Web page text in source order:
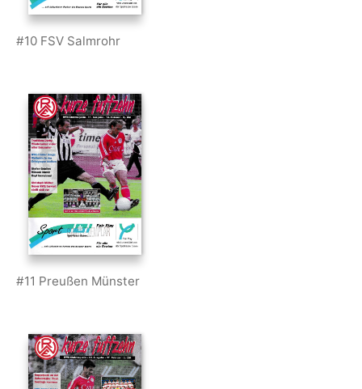
#10 FSV Salmrohr
#11 Preußen Münster